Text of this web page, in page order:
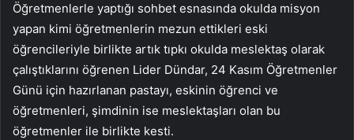
Öğretmenlerle yaptığı sohbet esnasında okulda misyon
yapan kimi öğretmenlerin mezun ettikleri eski
öğrencileriyle birlikte artık tıpkı okulda meslektaş olarak
çalıştıklarını öğrenen Lider Dündar, 24 Kasım Öğretmenler
Günü için hazırlanan pastayı, eskinin öğrenci ve
öğretmenleri, şimdinin ise meslektaşları olan bu
öğretmenler ile birlikte kesti.